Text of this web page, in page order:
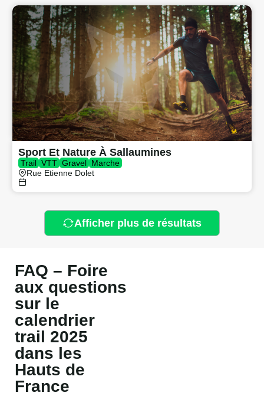
Sport Et Nature À Sallaumines
Trail VTT Gravel Marche
Rue Etienne Dolet
Afficher plus de résultats
FAQ – Foire
aux questions
sur le
calendrier
trail 2025
dans les
Hauts de
France